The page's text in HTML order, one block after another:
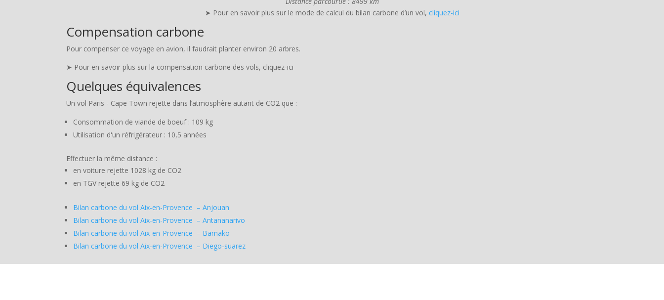
➤ Pour en savoir plus sur le mode de calcul du bilan carbone d’un vol, cliquez-ici
Compensation carbone
Pour compenser ce voyage en avion, il faudrait planter environ 20 arbres.
➤ Pour en savoir plus sur la compensation carbone des vols, cliquez-ici
Quelques équivalences
Un vol Paris - Cape Town rejette dans l’atmosphère autant de CO2 que :
Consommation de viande de boeuf : 109 kg
Utilisation d'un réfrigérateur : 10,5 années
Effectuer la même distance :
en voiture rejette 1028 kg de CO2
en TGV rejette 69 kg de CO2
Bilan carbone du vol Aix-en-Provence – Anjouan
Bilan carbone du vol Aix-en-Provence – Antananarivo
Bilan carbone du vol Aix-en-Provence – Bamako
Bilan carbone du vol Aix-en-Provence – Diego-suarez